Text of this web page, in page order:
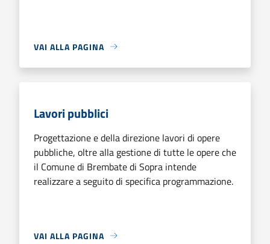
VAI ALLA PAGINA
Lavori pubblici
Progettazione e della direzione lavori di opere
pubbliche, oltre alla gestione di tutte le opere che
il Comune di Brembate di Sopra intende
realizzare a seguito di specifica programmazione.
VAI ALLA PAGINA